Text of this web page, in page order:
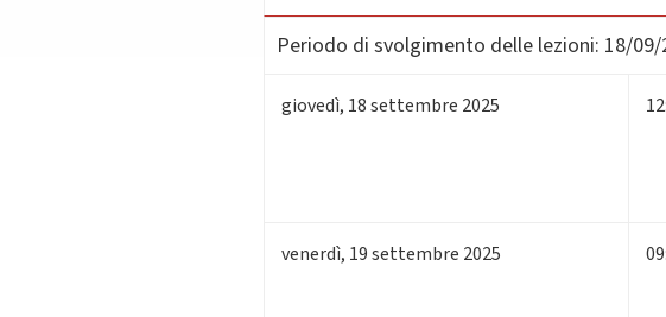
Periodo di svolgimento delle lezioni: 18/
giovedì, 18settembre 2025
venerdì, 19settembre 2025